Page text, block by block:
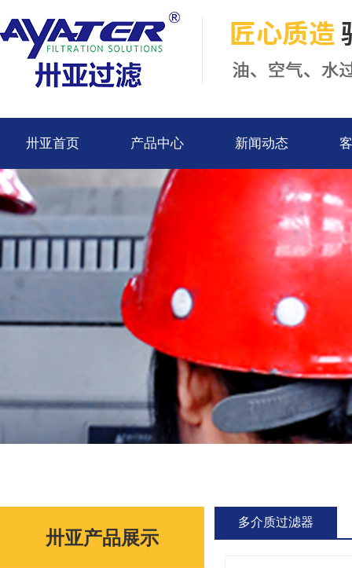
卅亚首页 产品中心 新闻动态
卅亚产品展示
多介质过滤器